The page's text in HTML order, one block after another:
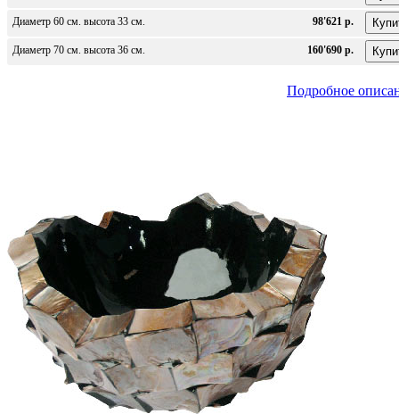
Диаметр 60 см. высота 33 см. 98'621 р.
Диаметр 70 см. высота 36 см. 160'690 р.
Подробное